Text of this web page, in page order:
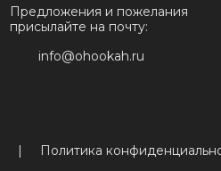
Предложения и пожелания
присылайте на почту:
info@ohookah.ru
| Политика